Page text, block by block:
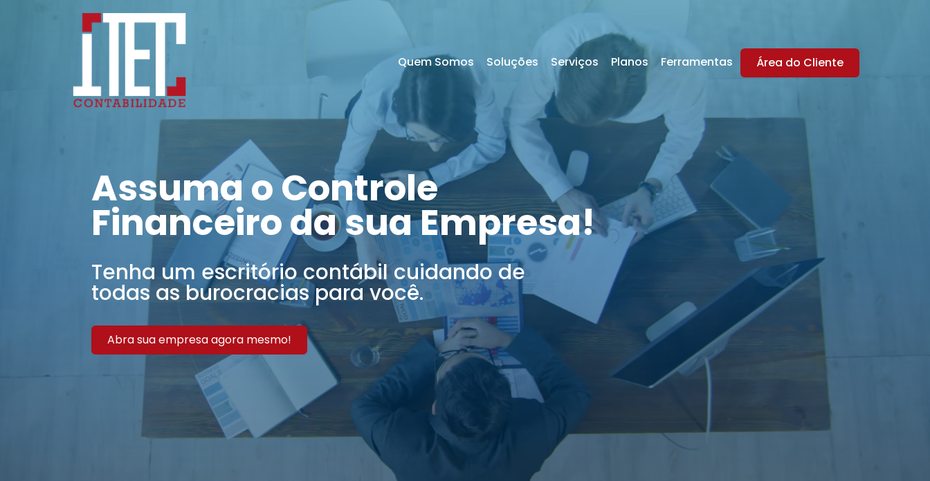
Quem Somos Soluções Serviços Planos Ferramentas Área do Cliente
Assuma o Controle
Financeiro da sua Empresa!
Tenha um escritório contábil cuidando de
todas as burocracias para você.
Abra sua empresa agora mesmo!